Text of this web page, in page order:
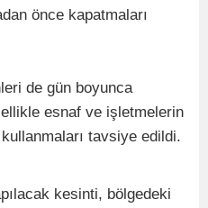
önce kapatmaları
de gün boyunca
esnaf ve işletmelerin
tavsiye edildi.
kesinti, bölgedeki